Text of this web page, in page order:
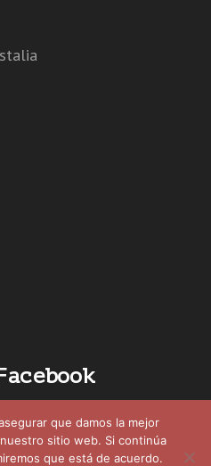
que damos la mejor
sitio web. Si continúa
que está de acuerdo.